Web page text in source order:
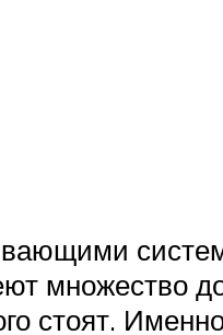
множество
стоят.